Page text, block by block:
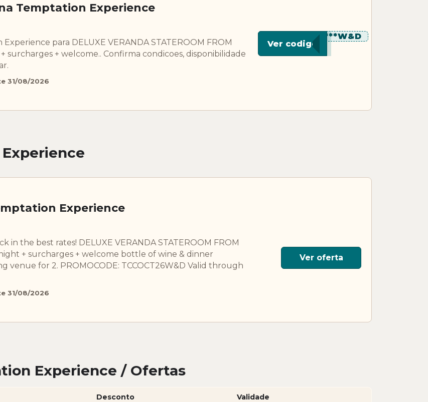
Temptation Experience
para DELUXE VERANDA STATEROOM FROM
surcharges + welcome.. Confirma condicoes, disponibilidade
31/08/2026
********W&D
Ver codigo
Experience
in the best rates! DELUXE VERANDA STATEROOM FROM
+ surcharges + welcome bottle of wine & dinner
venue for 2. PROMOCODE: TCCOCT26W&D Valid through
31/08/2026
Ver oferta
Experience / Ofertas
Desconto Validade